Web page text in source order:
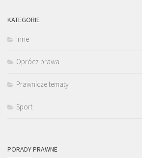
KATEGORIE
Inne
Oprócz prawa
Prawnicze tematy
Sport
PORADY PRAWNE